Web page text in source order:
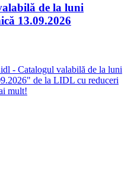
de la luni
13.09.2026
- Catalogul valabilă de la luni
de la LIDL cu reduceri
mult!